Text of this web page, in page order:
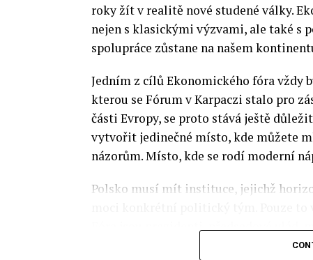
roky žít v realitě nové studené války.
nejen s klasickými výzvami, ale také s
spolupráce zůstane na našem
Jedním z cílů Ekonomického fóra
kterou se Fórum v Karpaczi stalo pro
části Evropy, se proto stává ještě
vytvořit jedinečné místo, kde můžete
názorům. Místo, kde se rodí moderní
Polsko musí mít instituce, jejichž
Fóra jsou prezidenti, předsedové
prezidenti korporací, lidé z kultury,